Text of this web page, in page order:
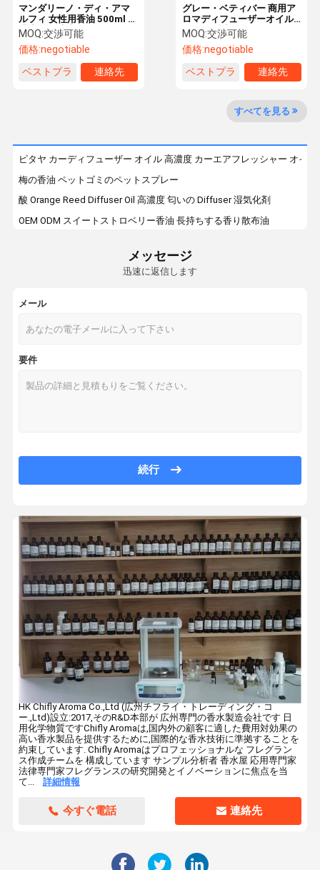
引金 を 求め
て ください
香りオイル
香油
香り散布油
超音波ディフューザーオイル
ろうそく の 香油
香水オイル
香りの空気機械
グレー・ベティバー 商用ア
ロマディフューザーオイル
ホテルの香りディフューザ
ーオイル
MOQ:交渉可能
価格:negotiable
ベストプラ
連絡先
マンダリーノ・ディ・アマ
ルフィ 女性用香油 500ml 高
濃度な体香油
MOQ:交渉可能
価格:negotiable
ベストプラ
連絡先
すべてを見る
ピタヤ カーディフューザー オイル 高濃度 カーエアフレッシャー オイル
梅の香油 ペットゴミのペットスプレー
酸 Orange Reed Diffuser Oil 高濃度 匂いの Diffuser 湿気化剤
OEM ODM スイートストロベリー香油 長持ちする香り散布油
水瓜高濃度香油 500ml ロープディフューザーオイル
A200D 壁式アロマディフューザー 180ml 自動新鮮空気のアロマディフ
OEM ODM C300 ブルートゥース アロマ ディフューザー 180ml オイル
C3000 広域の香りディフューザー ホワイト 無線制御 アロマテラピー
SA01 300m3 覆い アロマテラピー 香り 拡散器 低騒音 150ml
A200D 基本的なスマートアロマディフューザー 180ml 小面積 清潔な空
ホーム 小規模な空気フレッシャー 壁に設置されたA200D スマートAPP
C300 180ml 香り気機 壁口 白/黒 小面積用
C300 壁式 スマート フレグランス ディフューザー ワイヤレス コントロ
メッセージ
迅速に返信します
メール
要件
続行
HK Chifly Aroma Co.,Ltd (広州チフライ・トレーディング・コ
ー.,Ltd)設立:2017,そのR&D本部が 広州専門の香水製造会社です 日
用化学物質ですChifly Aromaは,国内外の顧客に適した費用対効果の
高い香水製品を提供するために,国際的な香水技術に準拠することを
約束しています. Chifly Aromaはプロフェッショナルな フレグラン
ス作成チームを 構成しています サンプル分析者 香水屋 応用専門家
法律専門家フレグランスの研究開発とイノベーションに焦点を当
て...
詳細情報
今すぐ電話 連絡先